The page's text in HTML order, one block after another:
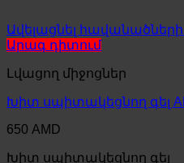
Ավելացնել
Արագ դիտում
Լվացող միջոցներ
Խիտ սպիտակեցնող գել
650 AMD
Խիտ սպիտակեցնող գել